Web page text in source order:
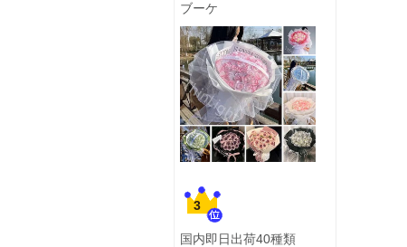
ブーケ
3
国内即日出荷40種類